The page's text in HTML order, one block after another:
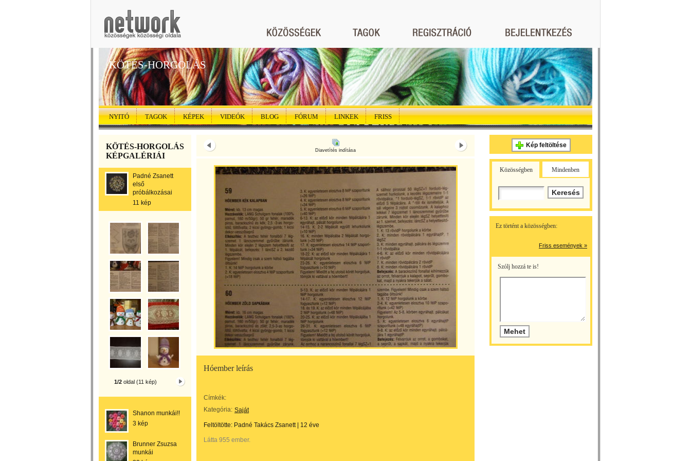
KÖTÉS-HORGOLÁS
NYITÓ TAGOK KÉPEK VIDEÓK BLOG FÓRUM LINKEK FRISS
KÖTÉS-HORGOLÁS
KÉPGALÉRIÁI
Padné Zsanett
első
próbálkozásai
11 kép
1/2oldal (11 kép)
Shanon munkái!!
3 kép
Brunner Zsuzsa
munkái
Diavetítés indítása
Hóember leírás
Címkék:
Kategória: Saját
Feltöltötte: Padné Takács Zsanett| 12 éve
Látta 955 ember.
Kép feltöltése
Közösségben Mindenben
Ez történt a közösségben:
Friss események »
Szólj hozzá te is!